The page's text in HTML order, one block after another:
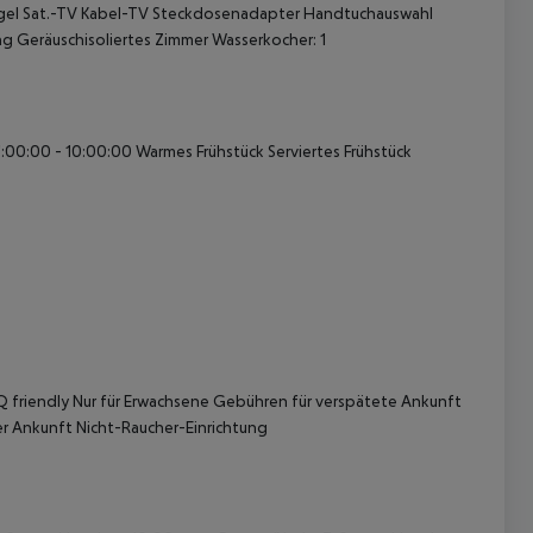
Sat.-TV Kabel-TV Steckdosenadapter Handtuchauswahl
Geräuschisoliertes ZimmerWasserkocher: 1
- 10:00:00 Warmes Frühstück Serviertes Frühstück
friendly Nur für Erwachsene Gebühren für verspätete Ankunft
Ankunft Nicht-Raucher-Einrichtung